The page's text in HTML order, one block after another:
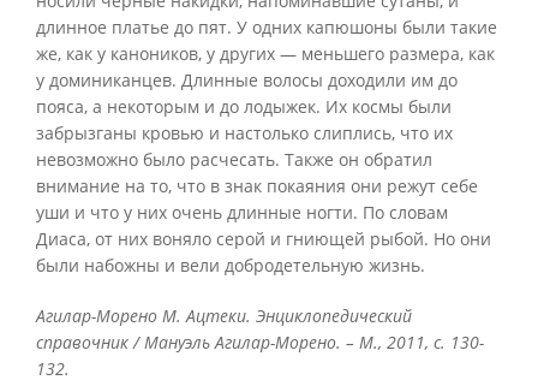
длинное платье до пят. У одних капюшоны были такие
же, как у каноников, у других — меньшего размера, как
у доминиканцев. Длинные волосы доходили им до
пояса, а некоторым и до лодыжек. Их космы были
забрызганы кровью и настолько слиплись, что их
невозможно было расчесать. Также он обратил
внимание на то, что в знак покаяния они режут себе
уши и что у них очень длинные ногти. По словам
Диаса, от них воняло серой и гниющей рыбой. Но они
были набожны и вели добродетельную жизнь.
Агилар-Морено М. Ацтеки. Энциклопедический
справочник / Мануэль Агилар-Морено. – М., 2011, с. 130-
132.